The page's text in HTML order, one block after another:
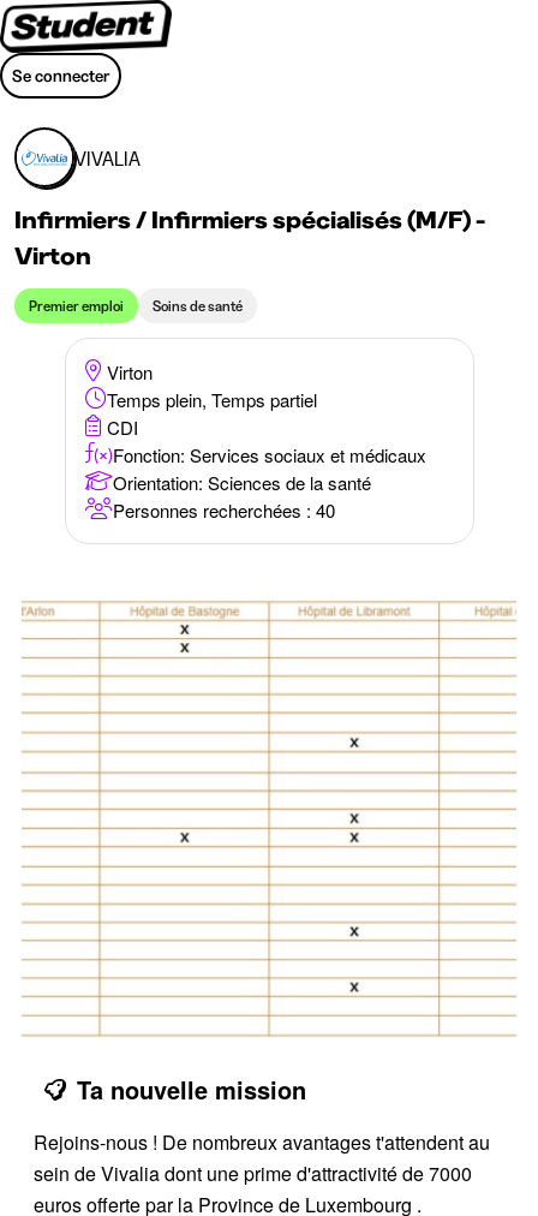
Se connecter
VIVALIA
Infirmiers / Infirmiers spécialisés (M/F) -
Virton
Premier emploi Soins de santé
Virton
Temps plein, Temps partiel
CDI
Fonction: Services sociaux et médicaux
Orientation: Sciences de la santé
Personnes recherchées : 40
Ta nouvelle mission
Rejoins-nous ! De nombreux avantages t'attendent au
sein de Vivalia dont une prime d'attractivité de 7000
euros offerte par la Province de Luxembourg .